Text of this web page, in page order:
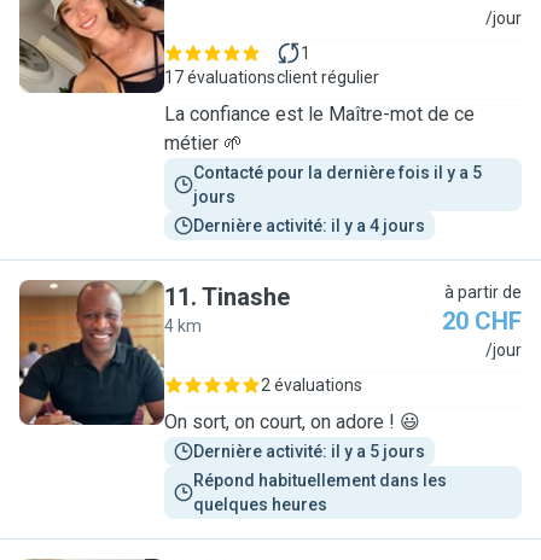
P /jour
17 évaluations
1
client régulier
La confiance est le Maître-mot de ce
métier 🌱
Contacté pour la dernière fois il y a 5
jours
Dernière activité: il y a 4 jours
T
11. Tinashe
4 km
à partir de
20 CHF
/jour
2 évaluations
On sort, on court, on adore ! 😃
Dernière activité: il y a 5 jours
Répond habituellement dans les
quelques heures